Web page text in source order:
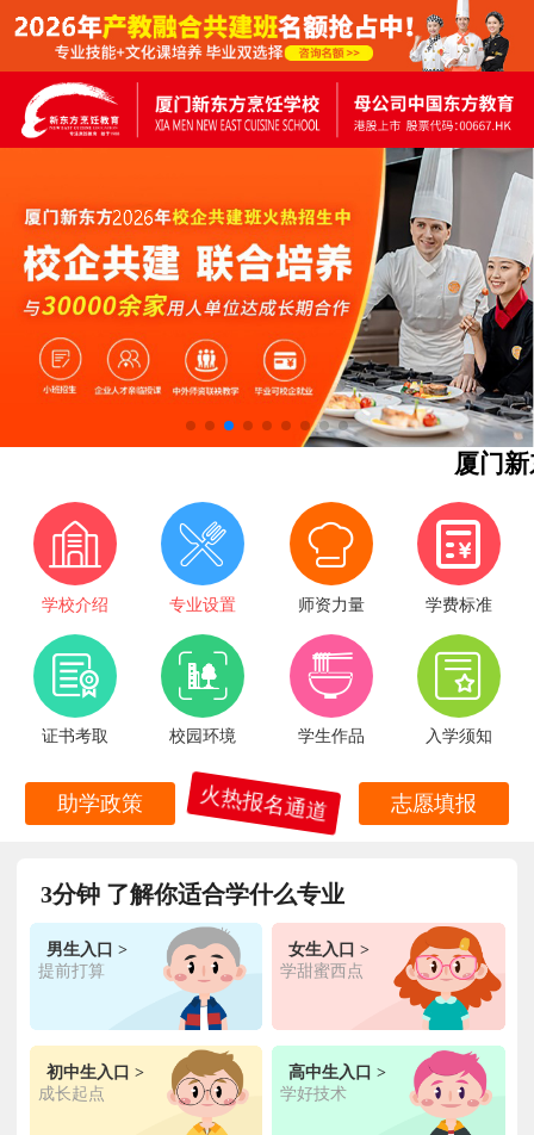
厦门新东
学校介绍 专业设置 师资力量 学费标准
证书考取 校园环境 学生作品 入学须知
助学政策 火热报名通道 志愿填报
3分钟 了解你适合学什么专业
男生入口 >
提前打算
女生入口 >
学甜蜜西点
初中生入口 >
成长起点
高中生入口 >
学好技术
王** 金典总厨专业 福建厦门 6小时前
林** 金鼎大厨专业 福建漳州 1天前 在线报名
时尚西点专业 在线报名
张** 金领大厨专业 福建厦门 在线报名
钟** 经典西点专业 福建龙岩 在线报名